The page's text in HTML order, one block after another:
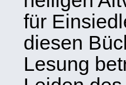
für
diesen
Lesung